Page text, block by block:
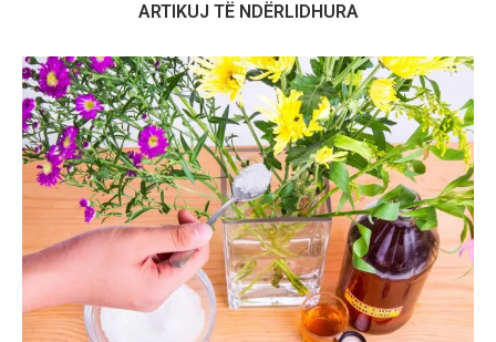
ARTIKUJ TË NDËRLIDHURA